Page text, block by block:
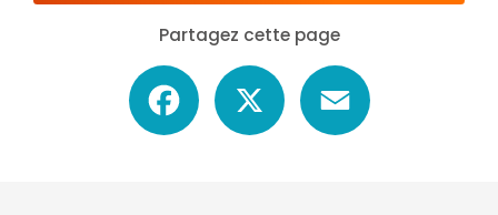
Partagez cette page
Facebook